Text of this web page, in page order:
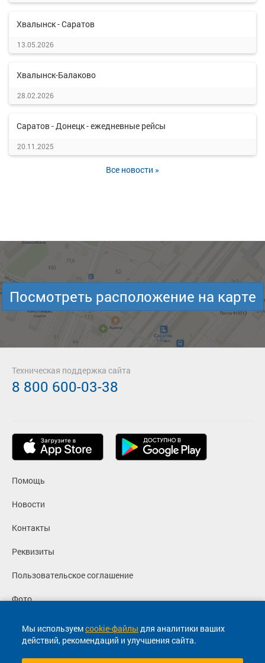
Хвалынск - Саратов
13.05.2026
Хвалынск-Балаково
28.02.2026
Саратов - Донецк - ежедневные рейсы
20.11.2025
Все новости »
Мы используемcookie-файлы для аналитики ваших
действий, рекомендаций и улучшения сайта.
Посмотреть расположение на карте
Помощь
Новости
Контакты
Реквизиты
Пользовательское соглашение
Фото
Политика конфиденциальности
Согласие на маркетинговые сообщения
Техническая поддержка сайта
8 800 600-03-38